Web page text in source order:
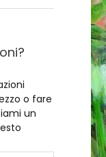
o fare
un